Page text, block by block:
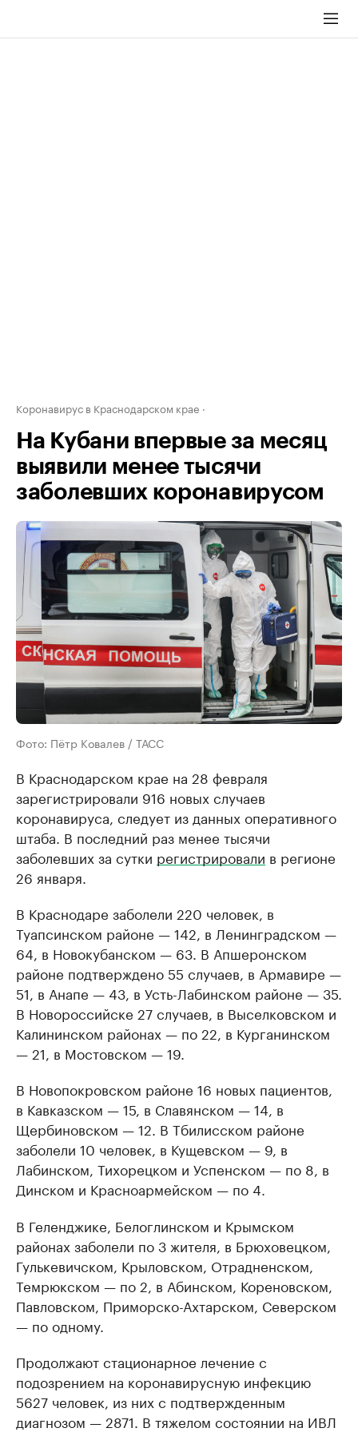
Коронавирус в Краснодарском крае
На Кубани впервые за месяц
выявили менее тысячи
заболевших коронавирусом
Фото: Пётр Ковалев / ТАСС
В Краснодарском крае на 28 февраля
зарегистрировали 916 новых случаев
коронавируса, следует из данных оперативного
штаба. В последний раз менее тысячи
заболевших за сутки регистрировали в регионе
26 января.
В Краснодаре заболели 220 человек, в
Туапсинском районе — 142, в Ленинградском —
64, в Новокубанском — 63. В Апшеронском
районе подтверждено 55 случаев, в Армавире —
51, в Анапе — 43, в Усть-Лабинском районе — 35.
В Новороссийске 27 случаев, в Выселковском и
Калининском районах — по 22, в Курганинском
— 21, в Мостовском — 19.
В Новопокровском районе 16 новых пациентов,
в Кавказском — 15, в Славянском — 14, в
Щербиновском — 12. В Тбилисском районе
заболели 10 человек, в Кущевском — 9, в
Лабинском, Тихорецком и Успенском — по 8, в
Динском и Красноармейском — по 4.
В Геленджике, Белоглинском и Крымском
районах заболели по 3 жителя, в Брюховецком,
Гулькевичском, Крыловском, Отрадненском,
Темрюкском — по 2, в Абинском, Кореновском,
Павловском, Приморско-Ахтарском, Северском
— по одному.
Продолжают стационарное лечение с
подозрением на коронавирусную инфекцию
5627 человек, из них с подтвержденным
диагнозом — 2871. В тяжелом состоянии на ИВЛ